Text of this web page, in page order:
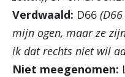
Verdwaald: D66
mijn ogen, maar ze
ik dat rechts niet wil
Niet meegenomen: